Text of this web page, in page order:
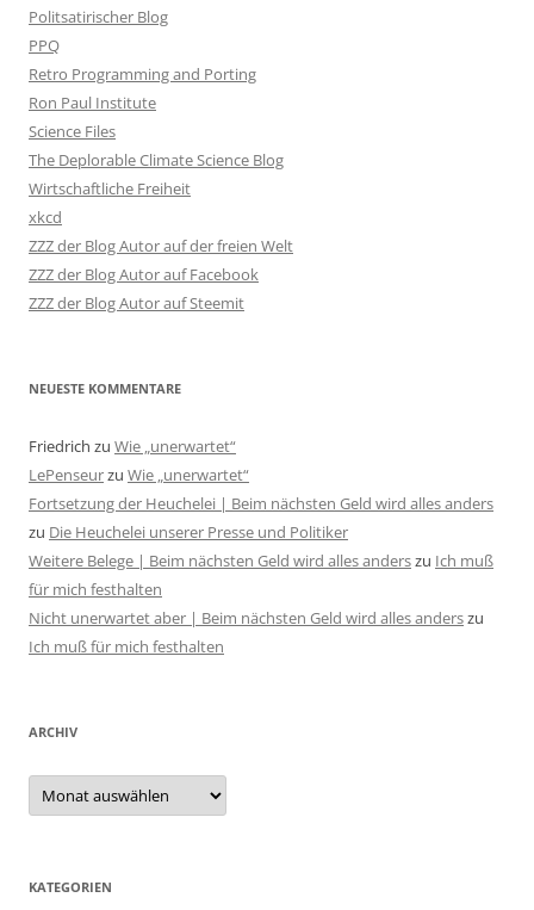
Politsatirischer Blog
PPQ
Retro Programming and Porting
Ron Paul Institute
Science Files
The Deplorable Climate Science Blog
Wirtschaftliche Freiheit
xkcd
ZZZ der Blog Autor auf der freien Welt
ZZZ der Blog Autor auf Facebook
ZZZ der Blog Autor auf Steemit
NEUESTE KOMMENTARE
Friedrich zu Wie „unerwartet“
LePenseurzu Wie „unerwartet“
Fortsetzung der Heuchelei | Beim nächsten Geld wird alles anders
zu Die Heuchelei unserer Presse und Politiker
Weitere Belege | Beim nächsten Geld wird alles anderszu Ich muß
für mich festhalten
Nicht unerwartet aber | Beim nächsten Geld wird alles anderszu
Ich muß für mich festhalten
ARCHIV
Archiv
KATEGORIEN